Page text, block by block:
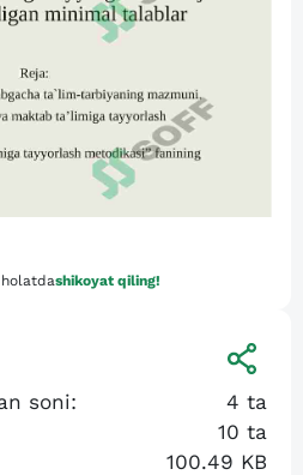
shikoyat qiling!
soni: 4 ta
10 ta
100.49 KB